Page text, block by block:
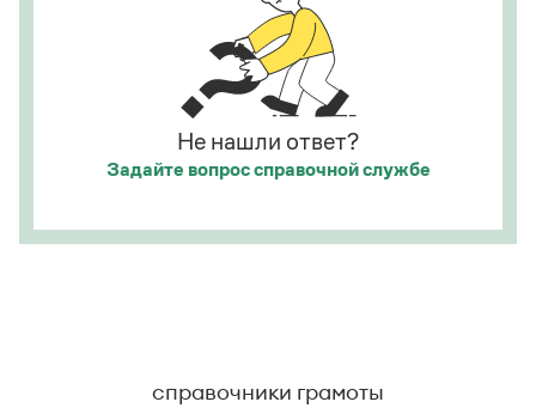
национальной ненависти или вражды,
а исполнитель — из корыстных побуждений
номинаций конкурса — «Лучший проект года»,
«Инновация сезона» и «Признание аудитории»
Не нашли ответ?
Задайте вопроссправочной службе
справочники грамоты